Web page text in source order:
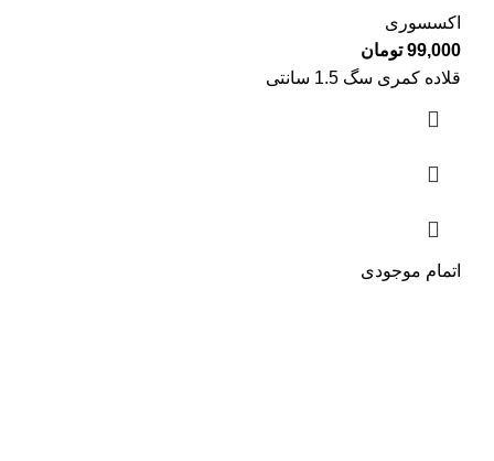
اکسسوری
99,000 تومان
قلاده کمری سگ 1.5 سانتی
اتمام موجودی